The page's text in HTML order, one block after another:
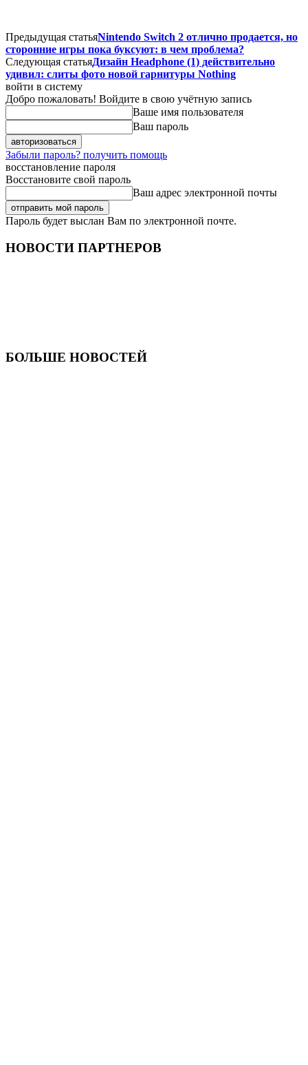
Предыдущая статьяNintendo Switch 2 отлично продается, но
сторонние игры пока буксуют: в чем проблема?
Следующая статьяДизайн Headphone (1) действительно
удивил: слиты фото новой гарнитуры Nothing
войти в систему
Добро пожаловать! Войдите в свою учётную запись
Ваше имя пользователя
Ваш пароль
Забыли пароль? получить помощь
восстановление пароля
Восстановите свой пароль
Ваш адрес электронной почты
Пароль будет выслан Вам по электронной почте.
НОВОСТИ ПАРТНЕРОВ
БОЛЬШЕ НОВОСТЕЙ